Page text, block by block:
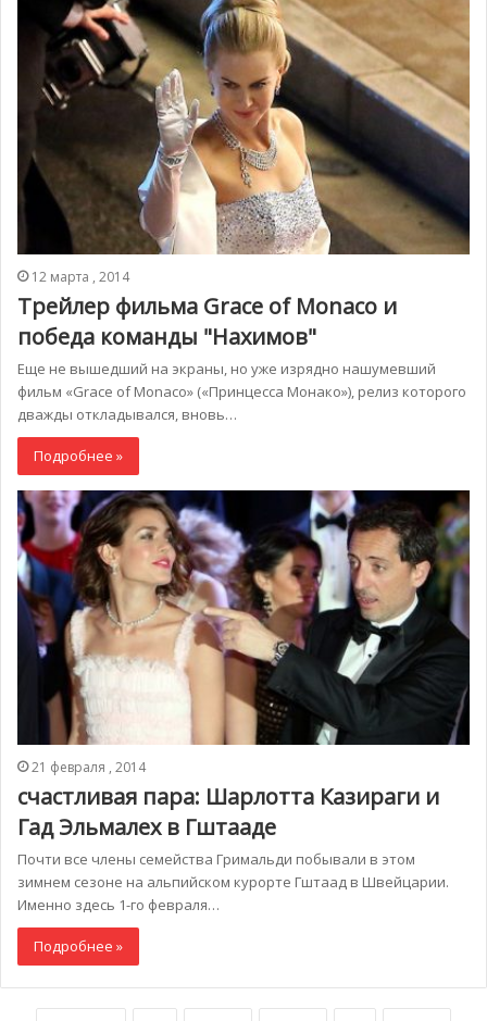
12 марта , 2014
Трейлер фильма Grace of Monaco и
победа команды "Нахимов"
Еще не вышедший на экраны, но уже изрядно нашумевший
фильм «Grace of Monaco» («Принцесса Монако»), релиз которого
дважды откладывался, вновь…
Подробнее »
21 февраля , 2014
счастливая пара: Шарлотта Казираги и
Гад Эльмалех в Гштааде
Почти все члены семейства Гримальди побывали в этом
зимнем сезоне на альпийском курорте Гштаад в Швейцарии.
Именно здесь 1-го февраля…
Подробнее »